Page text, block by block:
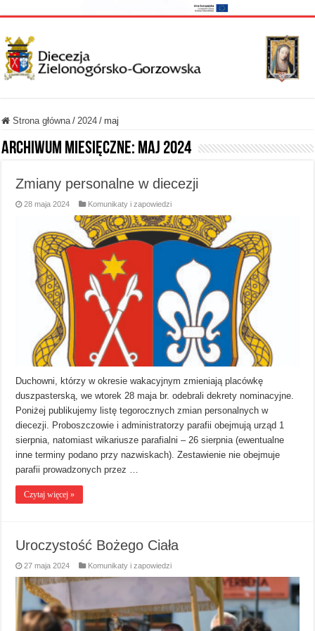
Strona główna / 2024 / maj
Archiwum miesięczne: maj 2024
Zmiany personalne w diecezji
28 maja 2024 Komunikaty i zapowiedzi
Duchowni, którzy w okresie wakacyjnym zmieniają placówkę
duszpasterską, we wtorek 28 maja br. odebrali dekrety nominacyjne.
Poniżej publikujemy listę tegorocznych zmian personalnych w
diecezji. Proboszczowie i administratorzy parafii obejmują urząd 1
sierpnia, natomiast wikariusze parafialni – 26 sierpnia (ewentualne
inne terminy podano przy nazwiskach). Zestawienie nie obejmuje
parafii prowadzonych przez …
Czytaj więcej »
Uroczystość Bożego Ciała
27 maja 2024 Komunikaty i zapowiedzi